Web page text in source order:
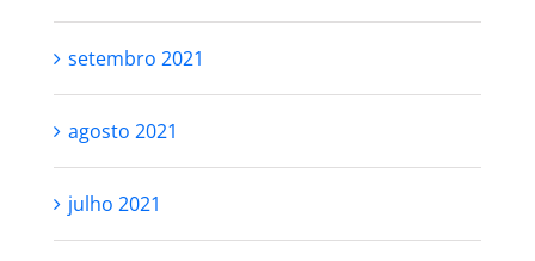
setembro 2021
agosto 2021
julho 2021